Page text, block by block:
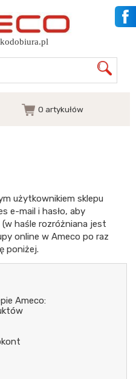
0 artykułów
użytkownikiem sklepu
e-mail i hasło, aby
haśle rozróżniana jest
online w Ameco po raz
poniżej.
Ameco: